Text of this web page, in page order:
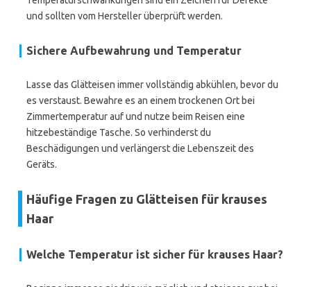
und sollten vom Hersteller überprüft werden.
Sichere Aufbewahrung und Temperatur
Lasse das Glätteisen immer vollständig abkühlen, bevor du
es verstaust. Bewahre es an einem trockenen Ort bei
Zimmertemperatur auf und nutze beim Reisen eine
hitzebeständige Tasche. So verhinderst du
Beschädigungen und verlängerst die Lebenszeit des
Geräts.
Häufige Fragen zu Glätteisen für krauses
Haar
Welche Temperatur ist sicher für krauses Haar?